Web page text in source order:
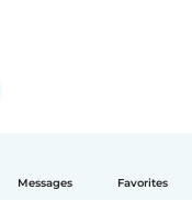
Messages Favorites